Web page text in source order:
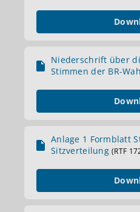
Niederschrift über
Stimmen der BR-
Anlage 1 Formblatt
Sitzverteilung(RTF